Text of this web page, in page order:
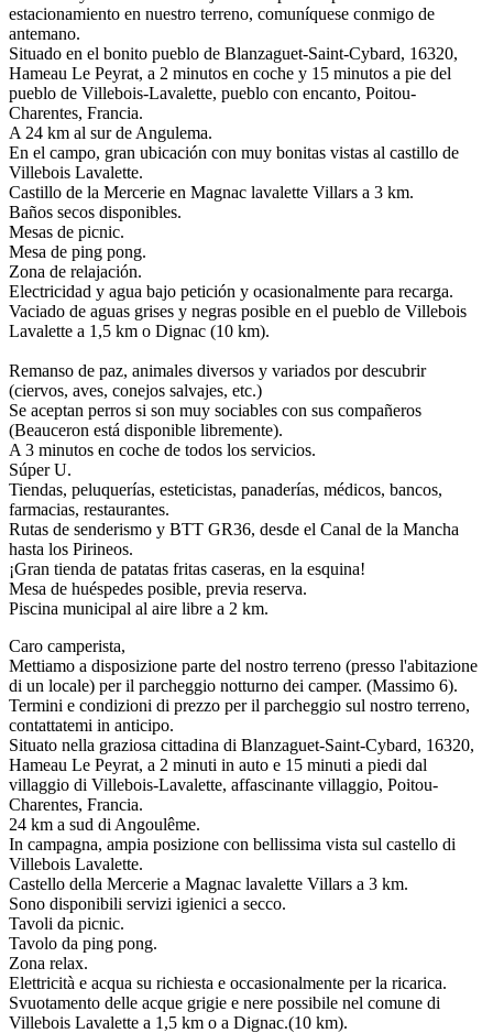
estacionamiento en nuestro terreno, comuníquese conmigo de
antemano.
Situado en el bonito pueblo de Blanzaguet-Saint-Cybard, 16320,
Hameau Le Peyrat, a 2 minutos en coche y 15 minutos a pie del
pueblo de Villebois-Lavalette, pueblo con encanto, Poitou-
Charentes, Francia.
A 24 km al sur de Angulema.
En el campo, gran ubicación con muy bonitas vistas al castillo de
Villebois Lavalette.
Castillo de la Mercerie en Magnac lavalette Villars a 3 km.
Baños secos disponibles.
Mesas de picnic.
Mesa de ping pong.
Zona de relajación.
Electricidad y agua bajo petición y ocasionalmente para recarga.
Vaciado de aguas grises y negras posible en el pueblo de Villebois
Lavalette a 1,5 km o Dignac (10 km).
Remanso de paz, animales diversos y variados por descubrir
(ciervos, aves, conejos salvajes, etc.)
Se aceptan perros si son muy sociables con sus compañeros
(Beauceron está disponible libremente).
A 3 minutos en coche de todos los servicios.
Súper U.
Tiendas, peluquerías, esteticistas, panaderías, médicos, bancos,
farmacias, restaurantes.
Rutas de senderismo y BTT GR36, desde el Canal de la Mancha
hasta los Pirineos.
¡Gran tienda de patatas fritas caseras, en la esquina!
Mesa de huéspedes posible, previa reserva.
Piscina municipal al aire libre a 2 km.
Caro camperista,
Mettiamo a disposizione parte del nostro terreno (presso l'abitazione
di un locale) per il parcheggio notturno dei camper. (Massimo 6).
Termini e condizioni di prezzo per il parcheggio sul nostro terreno,
contattatemi in anticipo.
Situato nella graziosa cittadina di Blanzaguet-Saint-Cybard, 16320,
Hameau Le Peyrat, a 2 minuti in auto e 15 minuti a piedi dal
villaggio di Villebois-Lavalette, affascinante villaggio, Poitou-
Charentes, Francia.
24 km a sud di Angoulême.
In campagna, ampia posizione con bellissima vista sul castello di
Villebois Lavalette.
Castello della Mercerie a Magnac lavalette Villars a 3 km.
Sono disponibili servizi igienici a secco.
Tavoli da picnic.
Tavolo da ping pong.
Zona relax.
Elettricità e acqua su richiesta e occasionalmente per la ricarica.
Svuotamento delle acque grigie e nere possibile nel comune di
Villebois Lavalette a 1,5 km o a Dignac.(10 km).